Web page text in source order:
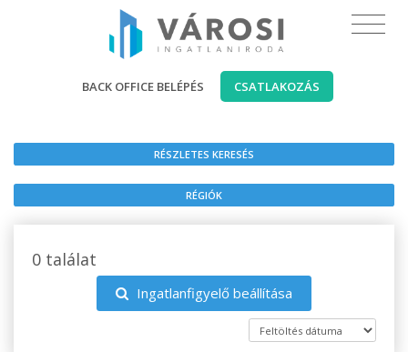
BACK OFFICE BELÉPÉS CSATLAKOZÁS
RÉSZLETES KERESÉS
RÉGIÓK
0 találat
Ingatlanfigyelő beállítása